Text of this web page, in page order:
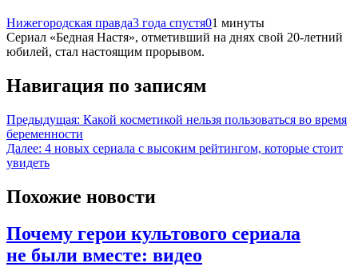
Нижегородская правда3 года спустя01 минуты
Сериал «Бедная Настя», отметивший на днях свой 20-летний
юбилей, стал настоящим прорывом.
Навигация по записям
Предыдущая: Какой косметикой нельзя пользоваться во время
беременности
Далее: 4 новых сериала с высоким рейтингом, которые стоит
увидеть
Похожие новости
Почему герои культового сериала
не были вместе: видео